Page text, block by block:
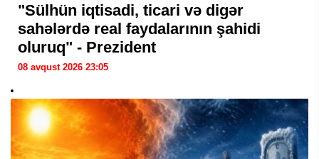
"Sülhün iqtisadi, ticari və digər
sahələrdə real faydalarının şahidi
oluruq" - Prezident
08 avqust 2026 23:05